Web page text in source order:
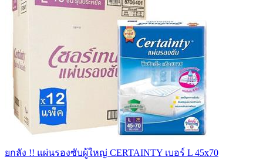
ยกลัง !! แผ่นรองซับผู้ใหญ่ CERTAINTY เบอร์ L 45x70